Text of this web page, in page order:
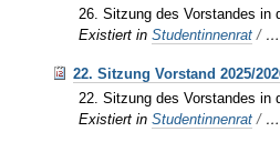
26. Sitzung des Vorstandes in
Existiert in Studentinnenrat /
22. Sitzung Vorstand 2025/
22. Sitzung des Vorstandes in
Existiert in Studentinnenrat /